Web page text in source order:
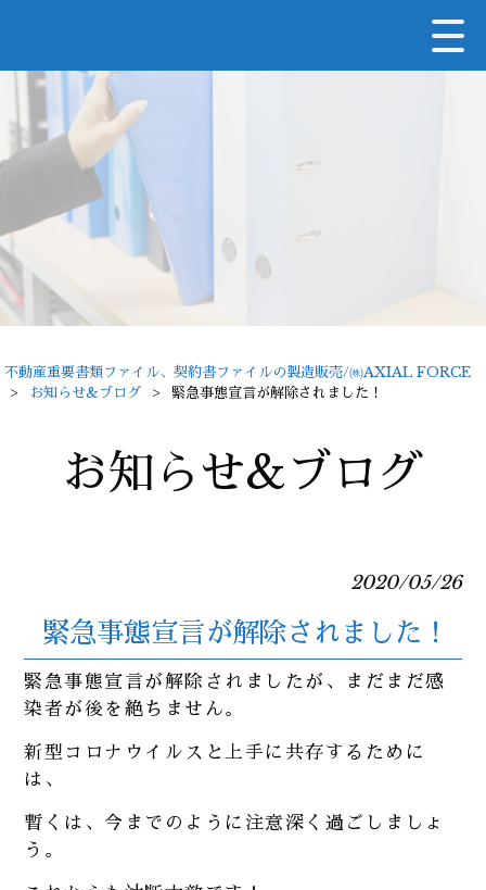
不動産重要書類ファイル、契約書ファイルの製造販売/㈱AXIAL FORCE
>
お知らせ&ブログ > 緊急事態宣言が解除されました！
お知らせ&ブログ
2020/05/26
緊急事態宣言が解除されました！
緊急事態宣言が解除されましたが、まだまだ感
染者が後を絶ちません。
新型コロナウイルスと上手に共存するために
は、
暫くは、今までのように注意深く過ごしましょ
う。